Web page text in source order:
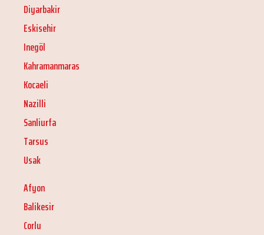
Diyarbakir
Eskisehir
Inegöl
Kahramanmaras
Kocaeli
Nazilli
Sanliurfa
Tarsus
Usak
Afyon
Balikesir
Corlu